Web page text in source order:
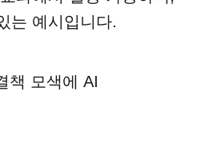
는 예시입니다.
책 모색에 AI